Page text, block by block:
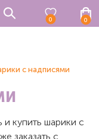
0 0
с надписями
купить шарики с
заказать с